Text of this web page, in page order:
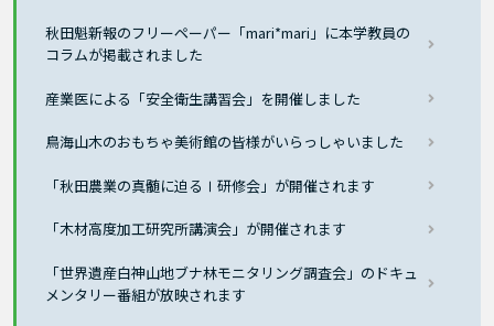
秋田魁新報のフリーペーパー「mari*mari」に本学教員の
コラムが掲載されました
産業医による「安全衛生講習会」を開催しました
鳥海山木のおもちゃ美術館の皆様がいらっしゃいました
「秋田農業の真髄に迫るⅠ研修会」が開催されます
「木材高度加工研究所講演会」が開催されます
「世界遺産白神山地ブナ林モニタリング調査会」のドキュ
メンタリー番組が放映されます